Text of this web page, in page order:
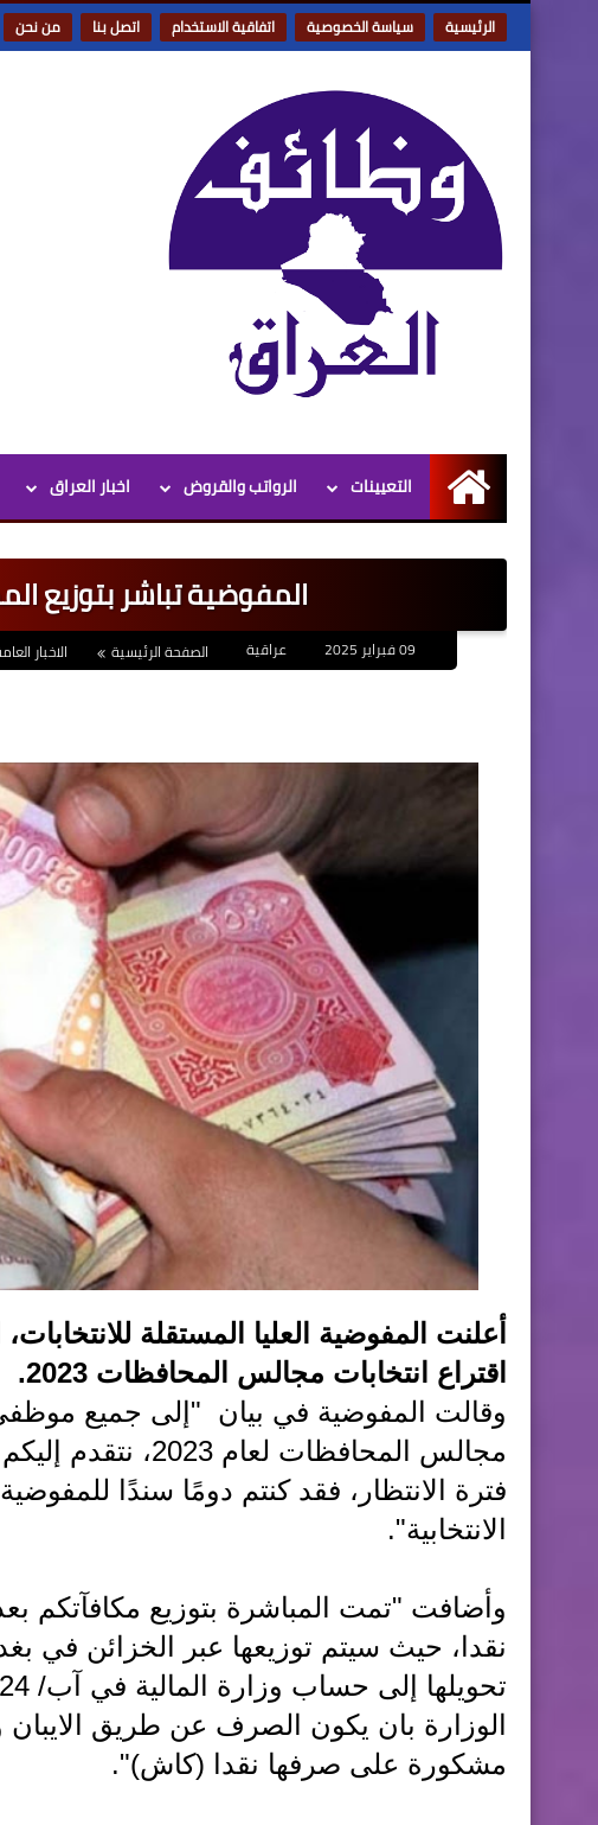
الرئيسية سياسة الخصوصية اتفاقية الاستخدام اتصل بنا من نحن
الرئيسية
التعيينات الرواتب والقروض اخبار العراق
المفوضية تباشر بتوزيع
عراقية الصفحة الرئيسية الاخبار
أعلنت المفوضية العليا المستقلة
اقتراع انتخابات مجالس المحافظات 2023.
وقالت المفوضية في بيان "إلى جميع موظفي
مجالس المحافظات
فترة الانتظار، فقد كنتم دومًا سندًا
الانتخابية".
وأضافت "تمت المباشرة بتوزيع مكافآتكم
نقدا، حيث سيتم توزيعها عبر الخزائن في
الوزارة بان يكون الصرف عن طريق
مشكورة على صرفها نقدا (كاش)".